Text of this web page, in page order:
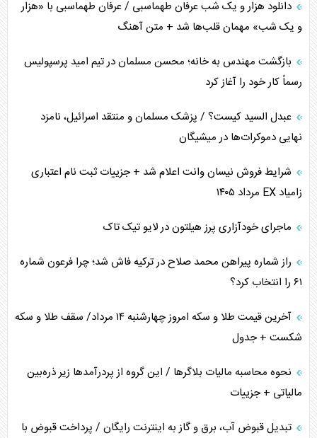
اوکراین بازوی مخرب آمریکا در غرب آسیا
اهمیت راهبردی اردن برای آمریکا
همسویی عربستان با سنتکام علیه متحدان ایران
ترامپ و توهم خلع سلاح حماس
چرا کویت به دنبال شریک امنیتی جدید است؟
اعتراف غرب به قدرت ایران در تثبیت معادلات
خطای راهبردی ترامپ مقابل برزیل
دانلود هزار و یک شب عرفان طهماسبی / عرفان طهماسبی با «هزار
و یک شب» مهمان قلب‌ها شد + متن آهنگ
بازگشت مهندس به خانه؛ محسن مسلمان در تیم امید پرسپولیس
رسماً کار خود را آغاز کرد
عبدل السید کیست؟ / پزشک مسلمان و منتقد اسرائیل، نامزد
نهایی دموکرات‌ها در میشیگان
شرایط فروش نیسان وانت اعلام شد + جزییات ثبت نام اعتباری
زامیاد EX مرداد ۱۴۰۵
ماجرای خودآزاری پرز هیلتون در لایو تیک تاک
راز شماره پیراهن محمد صلاح در ترکیه فاش شد؛ چرا فرعون شماره
۶۱ را انتخاب کرد؟
آخرین قیمت طلا و سکه امروز چهارشنبه ۱۴ مرداد/ سقف طلا و سکه
شکست + جدول
نحوه محاسبه مالیات بلاگر‌ها / این گروه از پردرآمد‌ها زیر ذره‌بین
مالیاتی + جزییات
تبدیل قبوض آب، برق و گاز به اینترنت رایگان / پرداخت قبوض با